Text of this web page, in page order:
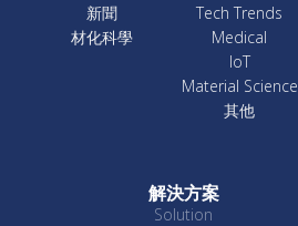
新聞
材化科學
Tech Trends
Medical
IoT
Material Science
其他
解決方案
Solution